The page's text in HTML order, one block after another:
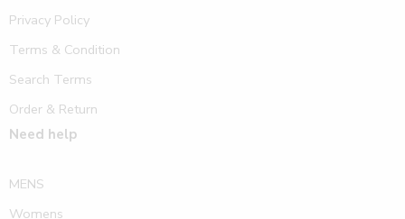
Privacy Policy
Terms & Condition
Search Terms
Order & Return
Need help
MENS
Womens